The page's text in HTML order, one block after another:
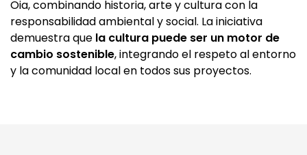
Oia, combinando historia, arte y cultura con la
responsabilidad ambiental y social. La iniciativa
demuestra que la cultura puede ser un motor de
cambio sostenible, integrando el respeto al entorno
y la comunidad local en todos sus proyectos.